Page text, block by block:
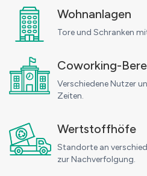
Wohnanlagen
Tore und Schranken
Coworking-
Verschiedene Nutzer
Zeiten.
Wertstoffhöfe
Standorte an
zur Nachverfolgung.